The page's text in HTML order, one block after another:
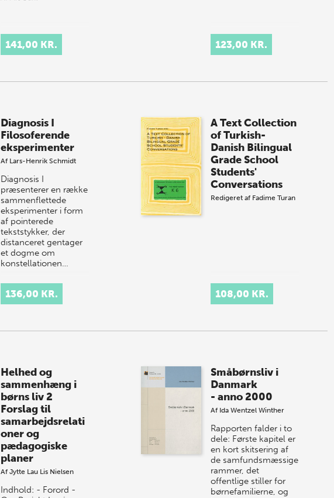
141,00 KR. 123,00 KR.
Diagnosis I
Filosoferende
eksperimenter
Af Lars-Henrik Schmidt
Diagnosis I
præsenterer en række
sammenflettede
eksperimenter i form
af pointerede
tekststykker, der
distanceret gentager
et dogme om
konstellationen…
136,00 KR.
A Text Collection
of Turkish-
Danish Bilingual
Grade School
Students'
Conversations
Redigeret af Fadime Turan
108,00 KR.
Helhed og
sammenhæng i
børns liv 2
Forslag til
samarbejdsrelati
oner og
pædagogiske
planer
Af Jytte Lau Lis Nielsen
Indhold: - Forord -
Småbørnsliv i
Danmark
- anno 2000
Af Ida Wentzel Winther
Rapporten falder i to
dele: Første kapitel er
en kort skitsering af
de samfundsmæssige
rammer, det
offentlige stiller for
børnefamilierne, og